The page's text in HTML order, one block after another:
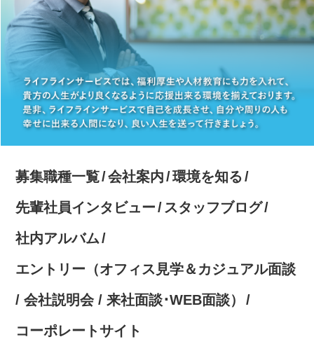
募集職種一覧 会社案内
環境を知る
先輩社員インタビュー
スタッフブログ
社内アルバム
エントリー（オフィス見学＆カジュアル面談
/ 会社説明会 / 来社面談･WEB面談）
コーポレートサイト